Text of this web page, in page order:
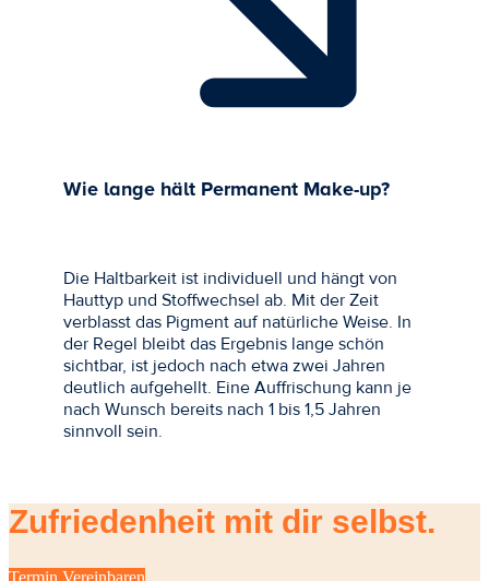
Wie lange hält Permanent Make-up?
Die Haltbarkeit ist individuell und hängt von
Hauttyp und Stoffwechsel ab. Mit der Zeit
verblasst das Pigment auf natürliche Weise. In
der Regel bleibt das Ergebnis lange schön
sichtbar, ist jedoch nach etwa zwei Jahren
deutlich aufgehellt. Eine Auffrischung kann je
nach Wunsch bereits nach 1 bis 1,5 Jahren
sinnvoll sein.
Zufriedenheit mit dir selbst.
Termin Vereinbaren